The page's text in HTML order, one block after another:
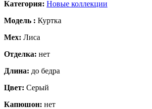
Категория: Новые коллекции
Модель : Куртка
Мех: Лиса
Отделка: нет
Длина: до бедра
Цвет: Серый
Капюшон: нет